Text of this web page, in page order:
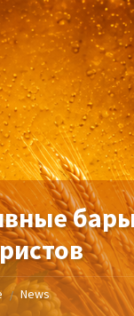
/ News